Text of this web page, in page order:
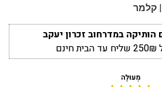
| קלמר
במדרחוב זכרון יעקב